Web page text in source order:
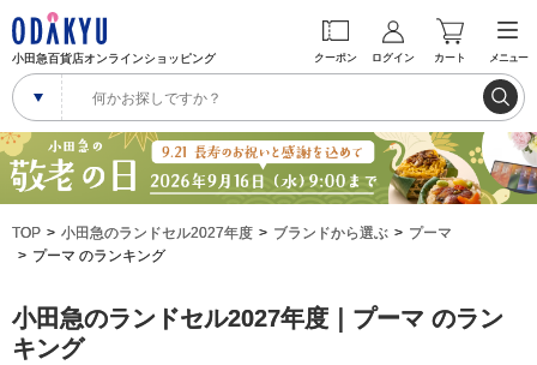
小田急百貨店オンラインショッピング クーポン ログイン カート メニュー
TOP 小田急のランドセル2027年度 ブランドから選ぶ
プーマ
プーマ のランキング
小田急のランドセル2027年度｜プーマ のラン
キング